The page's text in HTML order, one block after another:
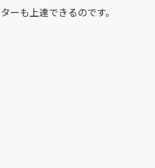
も上達できるのです。